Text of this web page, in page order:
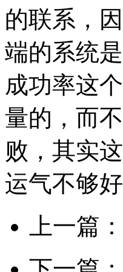
的联系，
端的系统
成功率这
量的，而
败，其实
运气不够
上一篇：